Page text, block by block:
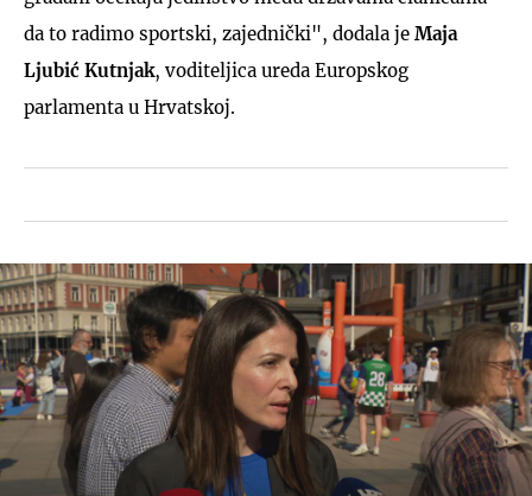
da to radimo sportski, zajednički", dodala je Maja
Ljubić Kutnjak, voditeljica ureda Europskog
parlamenta u Hrvatskoj.